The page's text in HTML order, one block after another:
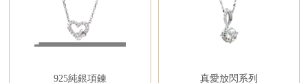
925純銀項鍊 真愛放閃系列